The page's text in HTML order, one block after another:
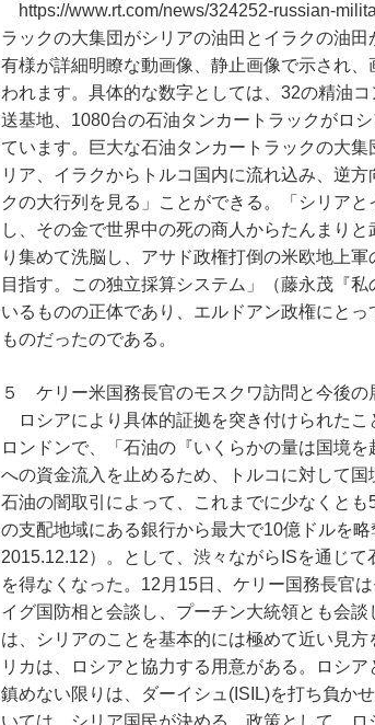
https://www.rt.com/news/324252-russian-
ラックの大集団がシリアの油田とイラクの油
有様が詳細明瞭な動画像、静止画像で示され
われます。具体的な数字としては、32の精油
送基地、1080台の石油タンカートラックがロ
ています。巨大な石油タンカートラックの大
リア、イラクからトルコ国内に流れ込み、逆
クの大行列を見る」ことができる。「シリア
し、その金で世界中の死の商人からたんまり
り集めて洗脳し、アサド政権打倒の米欧地上
目指す。この独立採算システム」（藤永茂『
いるものの正体であり、エルドアン政権にと
ものだったのである。
５ ケリー米国務長官のモスクワ訪問と今後の
ロシアにより具体的証拠を突き付けられたこ
ロンドンで、「石油の『いくらかの量は国境
への資金流入を止めるため、トルコに対して
石油の闇取引によって、これまでに少なくと
の支配地域にある銀行から最大で10億ドルを略
2015.12.12）。として、渋々ながらISを通じ
を得なくなった。12月15日、ケリー国務長官
イグ国防相と会談し、プーチン大統領とも会
は、シリアのことを基本的には極めて近い見
リカは、ロシアと協力する用意がある。ロシ
鎮めない限りは、ダーイシュ(ISIL)を打ち負か
いては、シリア国民が決める。政策として、